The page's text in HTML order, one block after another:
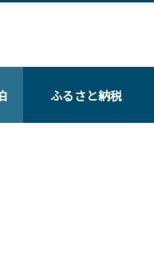
ふるさと納税